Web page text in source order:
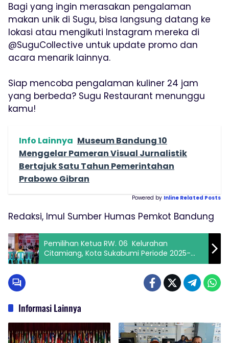
Bagi yang ingin merasakan pengalaman
makan unik di Sugu, bisa langsung datang ke
lokasi atau mengikuti Instagram mereka di
@SuguCollective untuk update promo dan
acara menarik lainnya.
Siap mencoba pengalaman kuliner 24 jam
yang berbeda? Sugu Restaurant menunggu
kamu!
Info Lainnya Museum Bandung 10
Menggelar Pameran Visual Jurnalistik
Bertajuk Satu Tahun Pemerintahan
Prabowo Gibran
Powered by Inline Related Posts
Redaksi, Imul Sumber Humas Pemkot Bandung
Pemilihan Ketua RW. 06 Kelurahan
Citamiang, Kota Sukabumi Periode 2025-
2030 Berlangsung Kondusif
Informasi Lainnya